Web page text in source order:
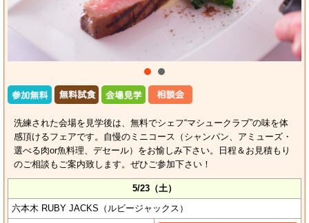
洗練された会場を見学後は、無料でシェフ“マシュークラブ”の味を体
感頂けるフェアです。自慢のミニコース（シャンパン、アミューズ・
選べる肉or魚料理、デセール）をお愉しみ下さい。日程＆お見積もり
のご相談もご案内致します。ぜひご参加下さい！
5/23（土）
六本木 RUBY JACKS（ルビージャックス）